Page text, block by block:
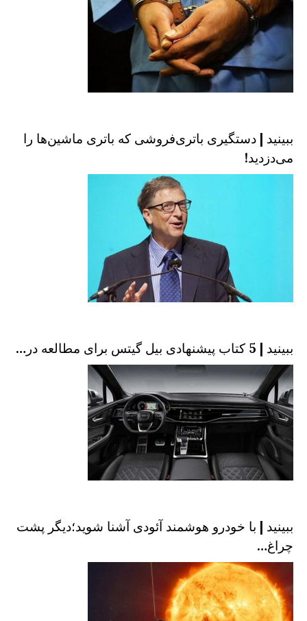
ببینید | دستگیری باتری‌فروشی که باتری ماشین‌ها را
می‌دزدید!
ببینید | 5 کتاب پیشنهادی بیل گیتس برای مطالعه در…
ببینید | با خودرو هوشمند آئودی آشنا شوید؛دیگر پشت
چراغ…